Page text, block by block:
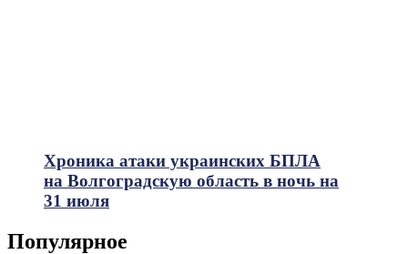
Хроника атаки украинских БПЛА
на Волгоградскую область в ночь на
31 июля
Популярное